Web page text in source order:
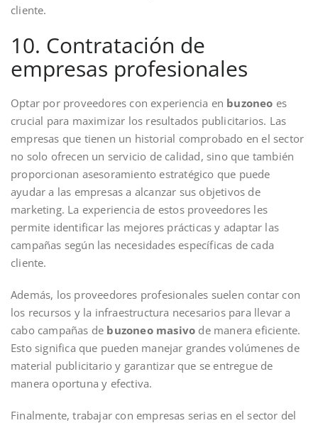
cliente.
10. Contratación de
empresas profesionales
Optar por proveedores con experiencia en buzoneo es
crucial para maximizar los resultados publicitarios. Las
empresas que tienen un historial comprobado en el sector
no solo ofrecen un servicio de calidad, sino que también
proporcionan asesoramiento estratégico que puede
ayudar a las empresas a alcanzar sus objetivos de
marketing. La experiencia de estos proveedores les
permite identificar las mejores prácticas y adaptar las
campañas según las necesidades específicas de cada
cliente.
Además, los proveedores profesionales suelen contar con
los recursos y la infraestructura necesarios para llevar a
cabo campañas de buzoneo masivo de manera eficiente.
Esto significa que pueden manejar grandes volúmenes de
material publicitario y garantizar que se entregue de
manera oportuna y efectiva.
Finalmente, trabajar con empresas serias en el sector del